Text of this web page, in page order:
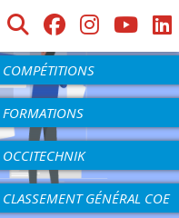
AGENDA
COMPÉTITIONS
FORMATIONS
OCCITECHNIK
CLASSEMENT GÉNÉRAL COE